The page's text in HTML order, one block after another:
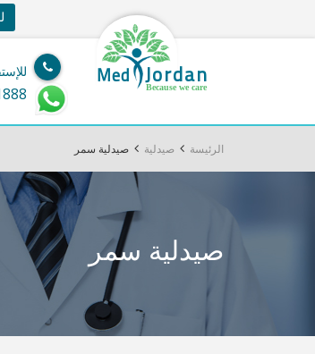
Med Jordan
Because we care
الرئيسة صيدلية صيدلية سمر
صيدلية سمر